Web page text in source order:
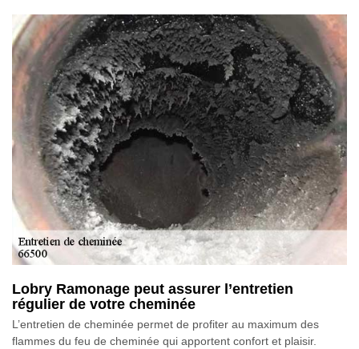
Lobry Ramonage peut assurer l’entretien
régulier de votre cheminée
L’entretien de cheminée permet de profiter au maximum des
flammes du feu de cheminée qui apportent confort et plaisir.